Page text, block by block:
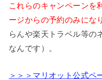
これらのキャンペーンを
ージからの予約のみにな
らんや楽天トラベル等の
なんです）。
＞＞＞マリオット公式ペ